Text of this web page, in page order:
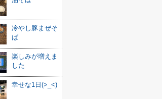
冷やし豚まぜそ
ば
楽しみが増えま
した
幸せな1日(>_<)